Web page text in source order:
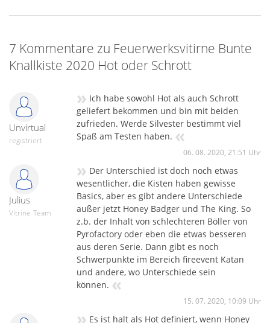
7 Kommentare zu Feuerwerksvitirne Bunte
Knallkiste 2020 Hot oder Schrott
Unvirtual
registriert
» Ich habe sowohl Hot als auch Schrott
geliefert bekommen und bin mit beiden
zufrieden. Werde Silvester bestimmt viel
Spaß am Testen haben. «
06. 08. 2020, 21:51 Uhr
Julius
Vitrine-Team
» Der Unterschied ist doch noch etwas
wesentlicher, die Kisten haben gewisse
Basics, aber es gibt andere Unterschiede
außer jetzt Honey Badger und The King. So
z.b. der Inhalt von schlechteren Böller von
Pyrofactory oder eben die etwas besseren
aus deren Serie. Dann gibt es noch
Schwerpunkte im Bereich fireevent Katan
und andere, wo Unterschiede sein
können. «
15. 07. 2020, 10:09 Uhr
» Es ist halt als Hot definiert, wenn Honey